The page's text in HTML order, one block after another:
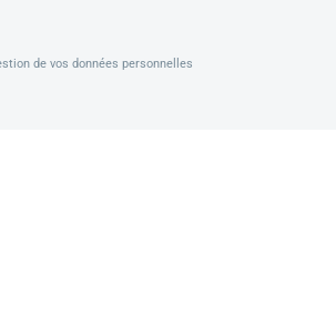
de vos données personnelles